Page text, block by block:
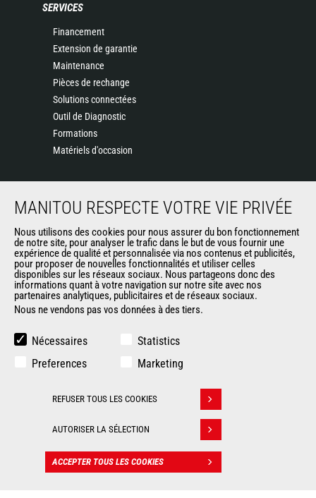
SERVICES
Financement
Extension de garantie
Maintenance
Pièces de rechange
Solutions connectées
Outil de Diagnostic
Formations
Matériels d'occasion
Contacter Manitou
Informations légales
Politique de protection des données
Evénements
Actualités
CGV Manitou BF
Carrières
RMI Manitou
Boutique de produits dérivés
CONTACT
MANITOU RESPECTE VOTRE VIE PRIVÉE
Nous utilisons des cookies pour nous assurer du bon fonctionnement
de notre site, pour analyser le trafic dans le but de vous fournir une
expérience de qualité et personnalisée via nos contenus et publicités,
pour proposer de nouvelles fonctionnalités et utiliser celles
disponibles sur les réseaux sociaux. Nous partageons donc des
informations quant à votre navigation sur notre site avec nos
partenaires analytiques, publicitaires et de réseaux sociaux.
Nous ne vendons pas vos données à des tiers.
Nécessaires
Statistics
Preferences
Marketing
REFUSER TOUS LES COOKIES
AUTORISER LA SÉLECTION
ACCEPTER TOUS LES COOKIES